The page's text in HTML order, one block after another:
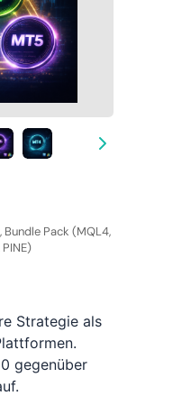
Bundle Pack (MQL4,
Strategie als
gegenüber